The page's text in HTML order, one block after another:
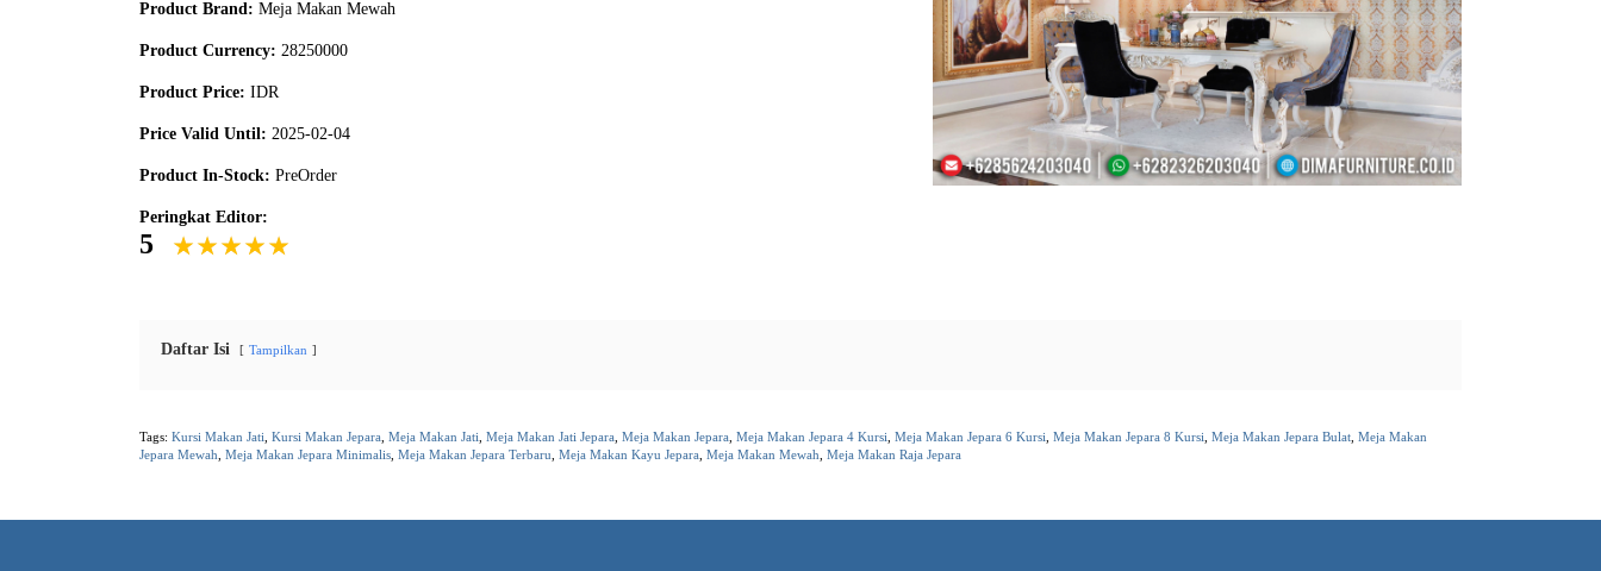
Product Brand: Meja Makan Mewah
Product Currency: 28250000
Product Price: IDR
Price Valid Until: 2025-02-04
Product In-Stock: PreOrder
Peringkat Editor:
5
Daftar Isi Tampilkan
Tags: Kursi Makan Jati Kursi Makan Jepara Meja Makan Jati Meja Makan Jati Jepara Meja Makan Jepara Meja Makan Jepara 4 Kursi Meja Makan Jepara 6 Kursi Meja Makan Jepara 8 Kursi Meja Makan Jepara Bulat Meja Makan
Jepara Mewah Meja Makan Jepara Minimalis Meja Makan Jepara Terbaru Meja Makan Kayu Jepara Meja Makan Mewah Meja Makan Raja Jepara